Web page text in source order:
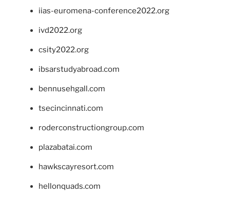
iias-euromena-conference2022.org
ivd2022.org
csity2022.org
ibsarstudyabroad.com
bennusehgall.com
tsecincinnati.com
roderconstructiongroup.com
plazabatai.com
hawkscayresort.com
hellonquads.com